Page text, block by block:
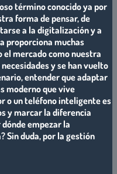
término conocido ya por
forma de pensar, de
a la digitalización y a
proporciona muchas
el mercado como nuestra
y se han vuelto
entender que adaptar
moderno que vive
o un teléfono inteligente es
y marcar la diferencia
dónde empezar la
Sin duda, por la gestión